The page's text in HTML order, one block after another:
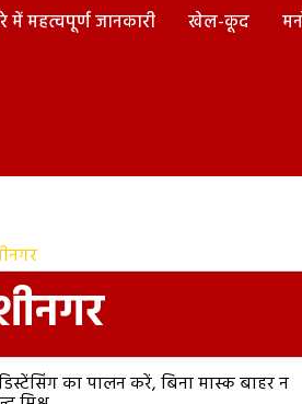
महत्वपूर्ण जानकारी खेल-कूद